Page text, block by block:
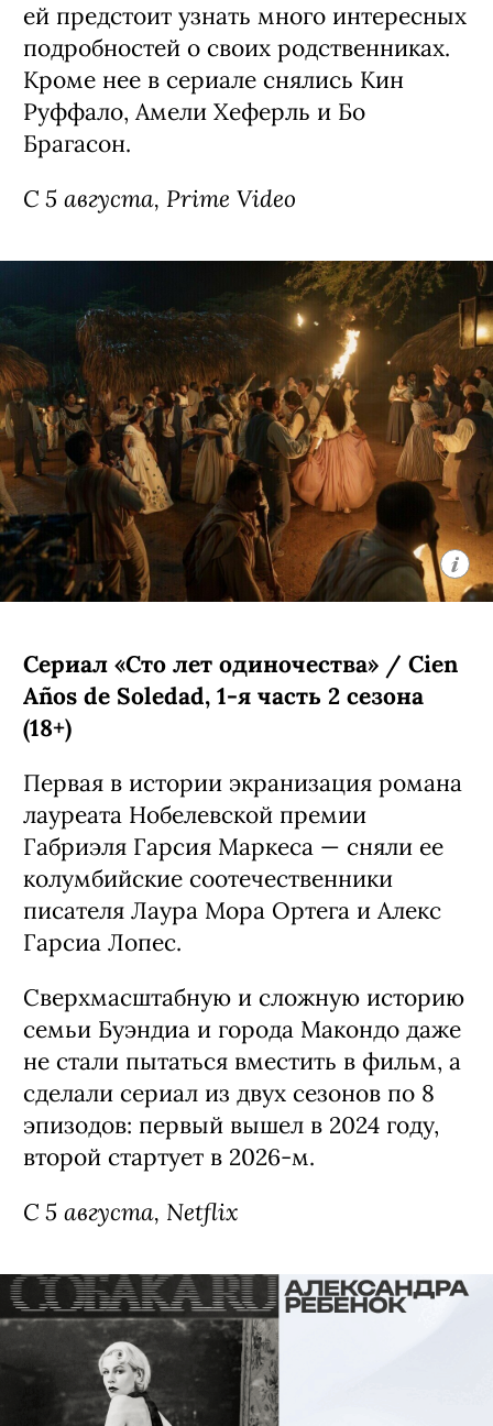
Сериал «Стерлинг Поинт» / Sterling
Point, премьера (18+)
Детектив о семейных скелетах в шкафу,
спродюсированный создателями
«Сплетницы». Девушка Энни (Элла
Рубин из «Дожить до рассвета») все
свои 17 лет прожила в Нью-Йорке, но
внезапно получила в наследство от
ей предстоит узнать много интересных
подробностей о своих родственниках.
Кроме нее в сериале снялись Кин
Руффало, Амели Хеферль и Бо
Брагасон.
С 5 августа, Prime Video
Сериал «Сто лет одиночества» / Cien
Años de Soledad, 1-я часть 2 сезона
(18+)